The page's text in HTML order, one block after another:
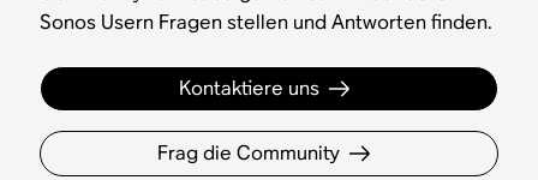
Sonos Usern Fragen stellen und Antworten finden.
Kontaktiere uns
Frag die Community